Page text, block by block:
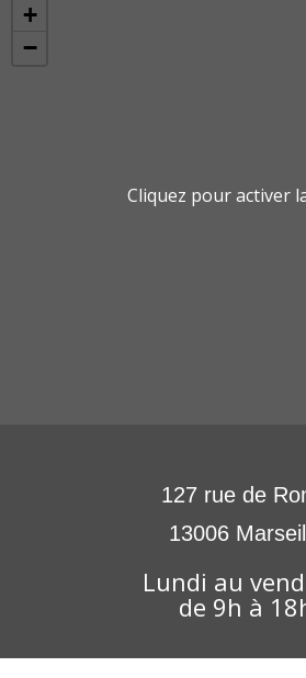
Cliquez pour activer
+
−
127 rue de
13006
Lundi au
de 9h à